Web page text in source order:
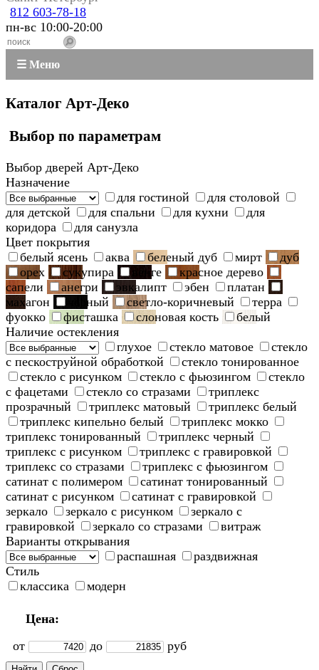
812 603-78-18
пн-вс 10:00-20:00
☰ Меню
Каталог Арт-Деко
Выбор по параметрам
Выбор дверей Арт-Деко
Назначение
для гостиной
для столовой
для детской
для спальни для кухни
для
коридора
для санузла
Цвет покрытия
белый ясень
аква беленый дуб мирт
дуб
орех
сукупира венге
красное дерево
сапели
анегри эвкалипт эбен
платан
махагон
черный светло-коричневый
терра
фуокко
фисташка слоновая кость
белый
Наличие остекления
глухое
стекло матовое
стекло
с пескоструйной обработкой
стекло тонированное
стекло с рисунком
стекло с фьюзингом
стекло
с фацетами
стекло со стразами
триплекс
прозрачный
триплекс матовый
триплекс белый
триплекс кипельно белый
триплекс мокко
триплекс тонированный
триплекс черный
триплекс с рисунком
триплекс с гравировкой
триплекс со стразами
триплекс с фьюзингом
сатинат с полимером
сатинат тонированный
сатинат с рисунком
сатинат с гравировкой
зеркало
зеркало с рисунком
зеркало с
гравировкой
зеркало со стразами
витраж
Варианты открывания
распашная
раздвижная
Стиль
классика
модерн
Цена:
от
до руб